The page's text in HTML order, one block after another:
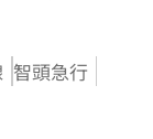
智頭急行